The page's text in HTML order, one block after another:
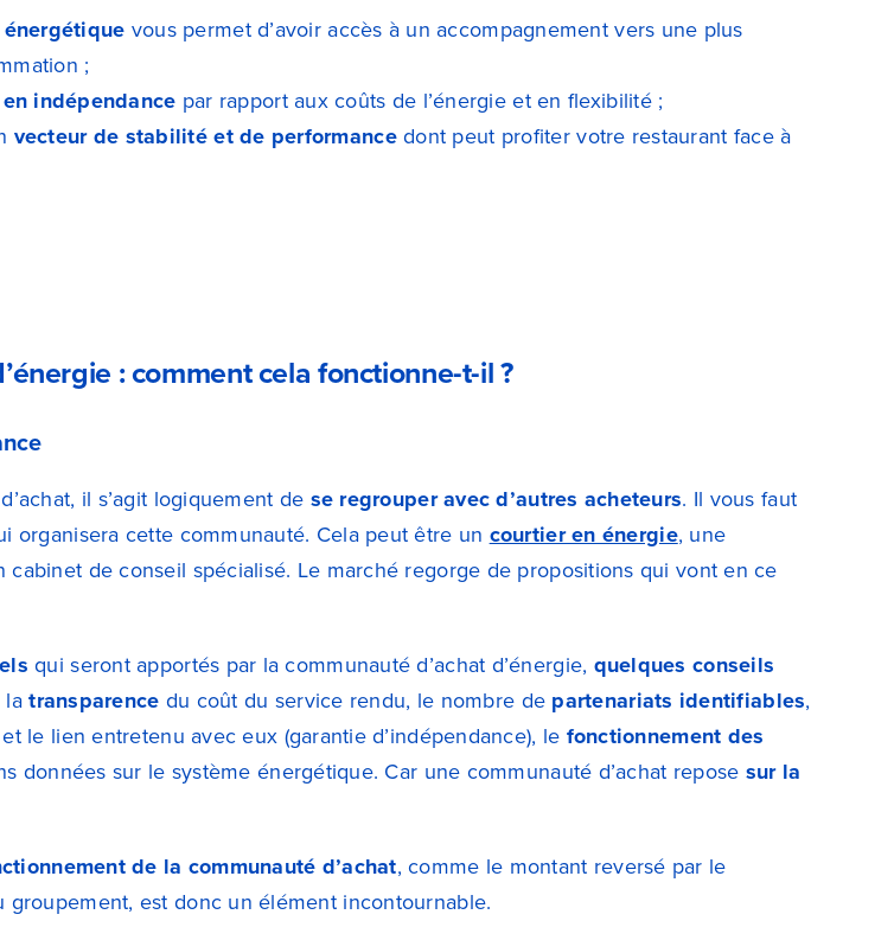
vous permet d’avoir accès à un accompagnement vers une plus
;
indépendance par rapport aux coûts de l’énergie et en flexibilité ;
vecteur de stabilité et de performancedont peut profiter votre restaurant face à
: comment cela fonctionne-t-il ?
il s’agit logiquement de se regrouper avec d’autres acheteurs. Il vous faut
organisera cette communauté. Cela peut être un courtier en énergie, une
cabinet de conseil spécialisé. Le marché regorge de propositions qui vont en ce
qui seront apportés par la communauté d’achat d’énergie, quelques conseils
latransparence du coût du service rendu, le nombre de partenariats identifiables,
le lien entretenu avec eux (garantie d’indépendance), le fonctionnement des
données sur le système énergétique. Car une communauté d’achat repose sur la
de la communauté d’achat, comme le montant reversé par le
groupement, est donc un élément incontournable.